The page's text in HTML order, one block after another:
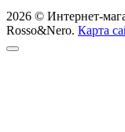
2026 © Интернет-
Rosso&Nero. Карта